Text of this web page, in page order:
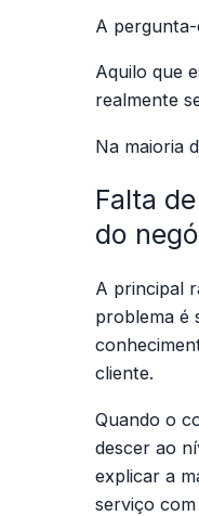
A
Aquilo que
realmente
Na maioria
Falta
do
A principal
problema é
cliente.
Quando o
descer ao
explicar a
serviço